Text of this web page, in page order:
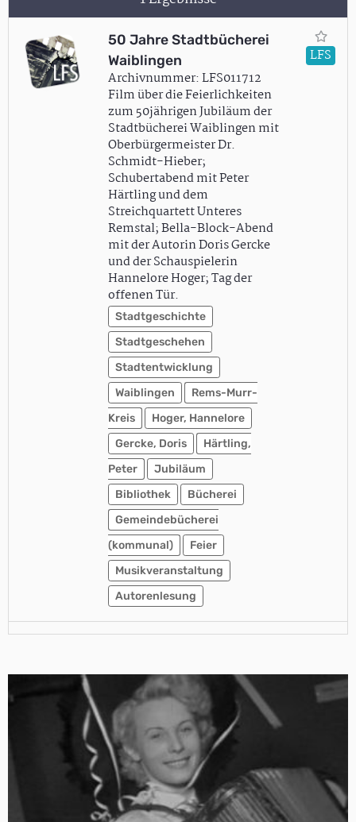
50 Jahre Stadtbücherei
Waiblingen
Archivnummer: LFS011712
Film über die Feierlichkeiten
zum 50jährigen Jubiläum der
Stadtbücherei Waiblingen mit
Oberbürgermeister Dr.
Schmidt-Hieber;
Schubertabend mit Peter
Härtling und dem
Streichquartett Unteres
Remstal; Bella-Block-Abend
mit der Autorin Doris Gercke
und der Schauspielerin
Hannelore Hoger; Tag der
offenen Tür.
Stadtgeschichte
Stadtgeschehen
Stadtentwicklung
Waiblingen
Rems-Murr-
Kreis
Hoger, Hannelore
Gercke, Doris
Härtling,
Peter
Jubiläum
Bibliothek
Bücherei
Gemeindebücherei
(kommunal)
Feier
Musikveranstaltung
Autorenlesung
LFS